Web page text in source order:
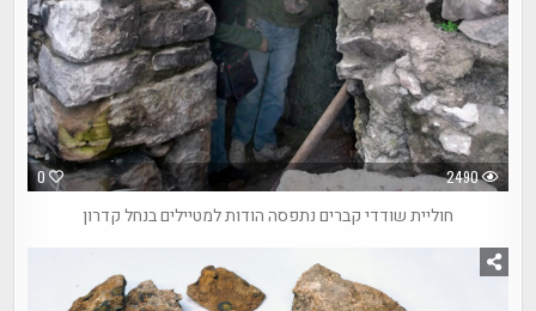
0 2490
חוליית שודדי קברים נתפסה הודות למטיילים בנחל קדרון